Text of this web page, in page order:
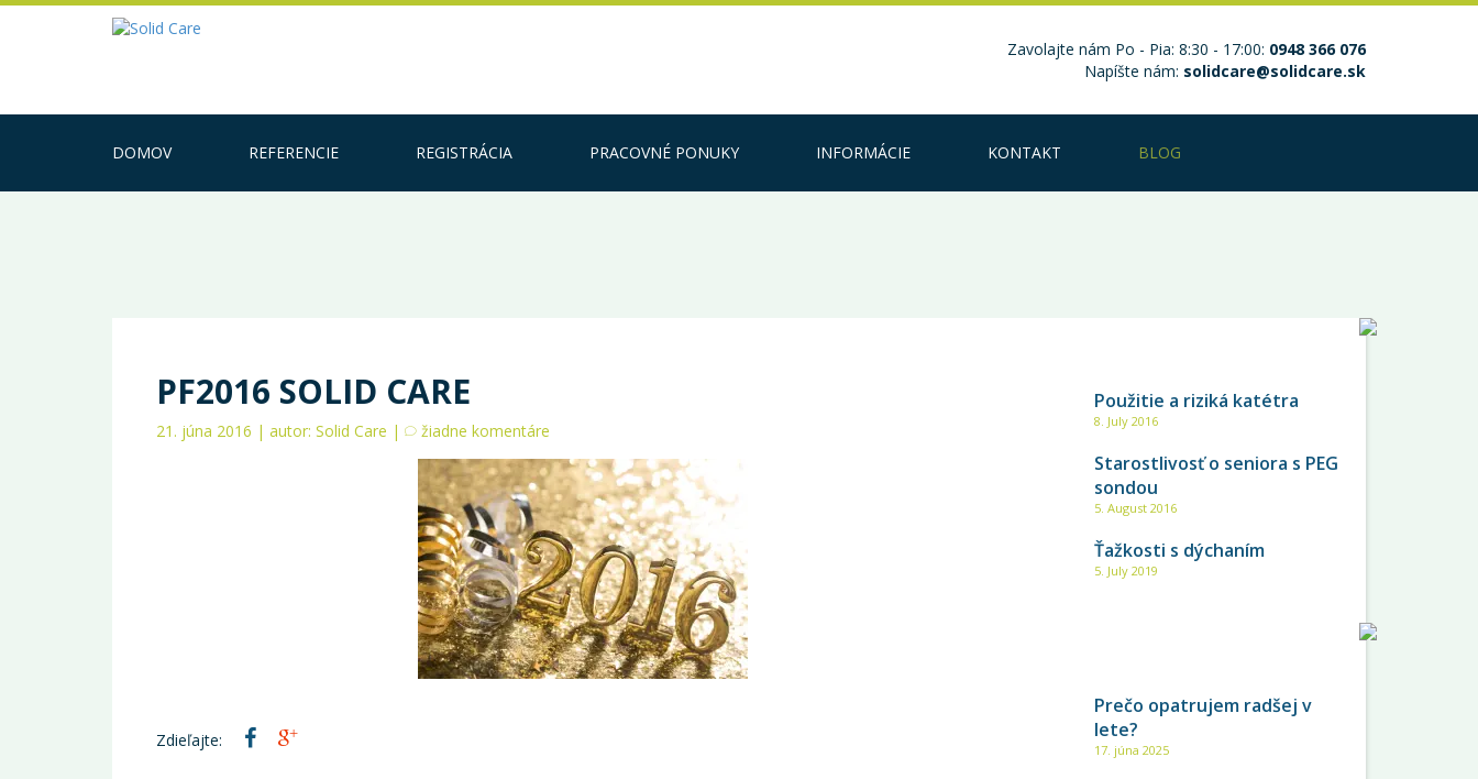
Zavolajte nám Po - Pia: 8:30 - 17:00: 0948 366 076
Napíšte nám: solidcare@solidcare.sk
DOMOV REFERENCIE REGISTRÁCIA PRACOVNÉ PONUKY INFORMÁCIE KONTAKT BLOG
PF2016 SOLID CARE
21. júna 2016 | autor: Solid Care | žiadne komentáre
Zdieľajte:
Použitie a riziká katétra
8. July 2016
Starostlivosť o seniora s PEG
sondou
5. August 2016
Ťažkosti s dýchaním
5. July 2019
Prečo opatrujem radšej v
lete?
17. júna 2025